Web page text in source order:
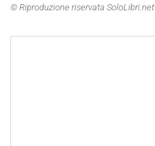
© Riproduzione riservata SoloLibri.net